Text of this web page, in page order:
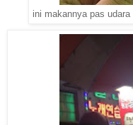
ini makannya pas